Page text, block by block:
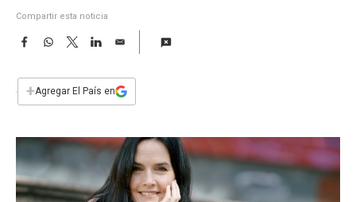
Compartir esta noticia
F
e
b
k
W
s
p
T
w
t
L
n
E
i
l
+Agregar El País en